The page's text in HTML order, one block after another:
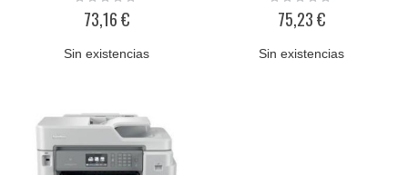
73,16 €
Sin existencias
75,23 €
Sin existencias